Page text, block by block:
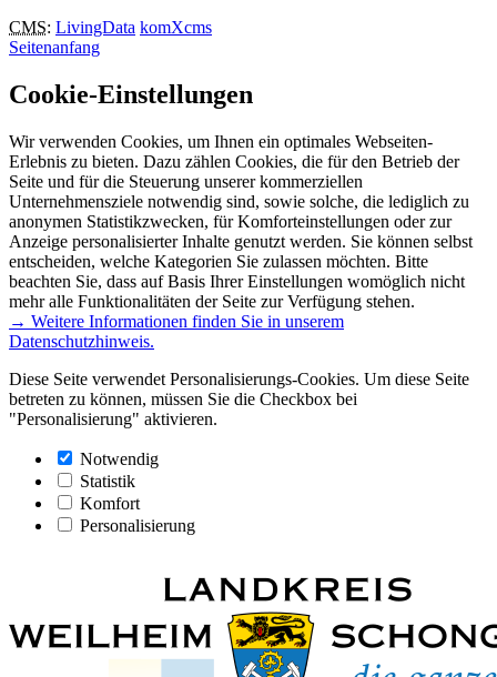
CMS: LivingData komXcms
Seitenanfang
Cookie-Einstellungen
Wir verwenden Cookies, um Ihnen ein optimales Webseiten-
Erlebnis zu bieten. Dazu zählen Cookies, die für den Betrieb der
Seite und für die Steuerung unserer kommerziellen
Unternehmensziele notwendig sind, sowie solche, die lediglich zu
anonymen Statistikzwecken, für Komforteinstellungen oder zur
Anzeige personalisierter Inhalte genutzt werden. Sie können selbst
entscheiden, welche Kategorien Sie zulassen möchten. Bitte
beachten Sie, dass auf Basis Ihrer Einstellungen womöglich nicht
mehr alle Funktionalitäten der Seite zur Verfügung stehen.
→ Weitere Informationen finden Sie in unserem
Datenschutzhinweis.
Diese Seite verwendet Personalisierungs-Cookies. Um diese Seite
betreten zu können, müssen Sie die Checkbox bei
"Personalisierung" aktivieren.
Notwendig
Statistik
Komfort
Personalisierung